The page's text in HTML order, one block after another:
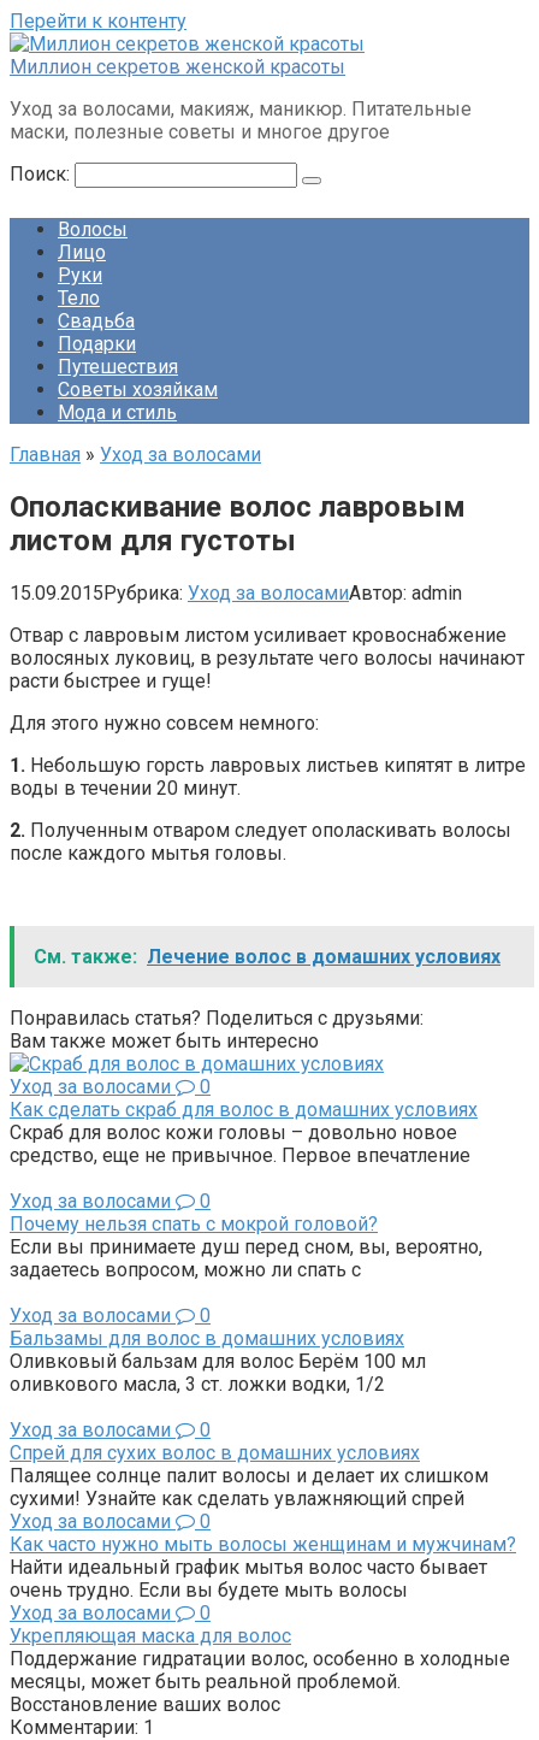
Перейти к контенту
Миллион секретов женской красоты
Уход за волосами, макияж, маникюр. Питательные
маски, полезные советы и многое другое
Поиск:
Волосы
Лицо
Руки
Тело
Свадьба
Подарки
Путешествия
Советы хозяйкам
Мода и стиль
Главная » Уход за волосами
Ополаскивание волос лавровым
листом для густоты
15.09.2015Рубрика: Уход за волосамиАвтор: admin
Отвар с лавровым листом усиливает кровоснабжение
волосяных луковиц, в результате чего волосы начинают
расти быстрее и гуще!
Для этого нужно совсем немного:
1. Небольшую горсть лавровых листьев кипятят в литре
воды в течении 20 минут.
2. Полученным отваром следует ополаскивать волосы
после каждого мытья головы.
См. также: Лечение волос в домашних условиях
Понравилась статья? Поделиться с друзьями:
Вам также может быть интересно
Уход за волосами
0
Как сделать скраб для волос в домашних условиях
Скраб для волос кожи головы – довольно новое
средство, еще не привычное. Первое впечатление
Уход за волосами
0
Почему нельзя спать с мокрой головой?
Если вы принимаете душ перед сном, вы, вероятно,
задаетесь вопросом, можно ли спать с
Уход за волосами
0
Бальзамы для волос в домашних условиях
Оливковый бальзам для волос Берём 100 мл
оливкового масла, 3 ст. ложки водки, 1/2
Уход за волосами
0
Спрей для сухих волос в домашних условиях
Палящее солнце палит волосы и делает их слишком
сухими! Узнайте как сделать увлажняющий спрей
Уход за волосами
0
Как часто нужно мыть волосы женщинам и мужчинам?
Найти идеальный график мытья волос часто бывает
очень трудно. Если вы будете мыть волосы
Уход за волосами
0
Укрепляющая маска для волос
Поддержание гидратации волос, особенно в холодные
месяцы, может быть реальной проблемой.
Восстановление ваших волос
Комментарии: 1